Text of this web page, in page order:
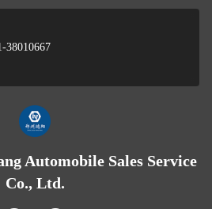
38010667
Automobile Sales Service
Co., Ltd.